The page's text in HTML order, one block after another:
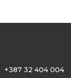
+387 32 404 004